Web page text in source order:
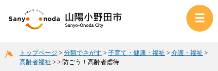
トップページ > 分類でさがす > 子育て・健康・福祉 > 介護・福祉 >
高齢者福祉 > > 防ごう！高齢者虐待